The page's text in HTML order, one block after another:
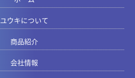
ユウキについて
商品紹介
会社情報